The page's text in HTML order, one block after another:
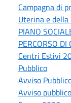
Campagna di
Uterina e
PIANO
PERCORSO
Centri Estivi
Pubblico
Avviso
Avviso